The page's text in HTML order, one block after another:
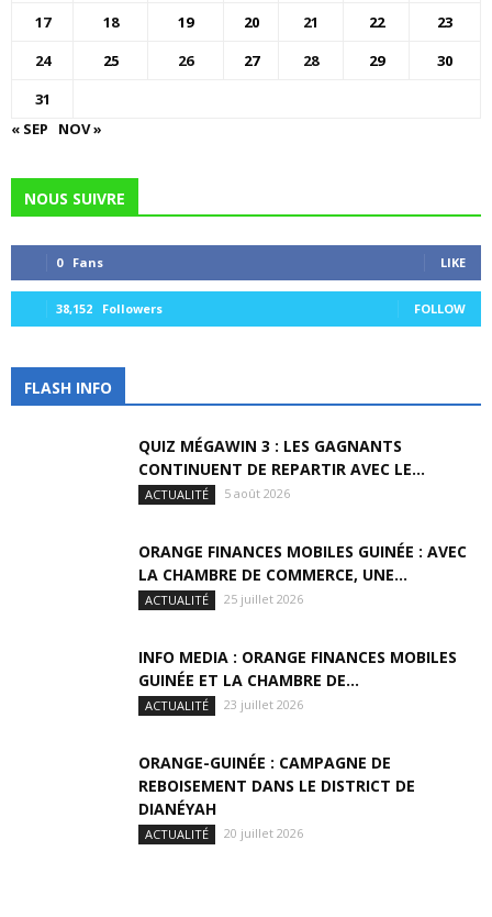
17 18 19 20 21 22
23
24
25 26 27 28 29
30
31
« SEP
NOV »
NOUS SUIVRE
0 Fans LIKE
38,152 Followers FOLLOW
FLASH INFO
QUIZ MÉGAWIN 3 : LES GAGNANTS
CONTINUENT DE REPARTIR AVEC LE...
ACTUALITÉ 5 août 2026
ORANGE FINANCES MOBILES GUINÉE : AVEC
LA CHAMBRE DE COMMERCE, UNE...
ACTUALITÉ 25 juillet 2026
INFO MEDIA : ORANGE FINANCES MOBILES
GUINÉE ET LA CHAMBRE DE...
ACTUALITÉ 23 juillet 2026
ORANGE-GUINÉE : CAMPAGNE DE
REBOISEMENT DANS LE DISTRICT DE
DIANÉYAH
ACTUALITÉ 20 juillet 2026